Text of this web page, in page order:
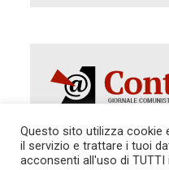
Autorizzazione del
Questo sito utilizza cookie
il servizio e trattare i tuoi
acconsenti all'uso di